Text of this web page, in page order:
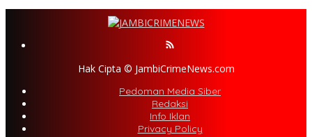
Hak Cipta © JambiCrimeNews.com
Pedoman Media Siber
Redaksi
Info Iklan
Privacy Policy